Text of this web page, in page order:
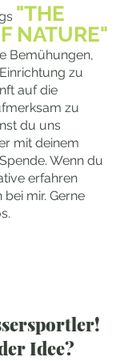
"THE
NATURE"
Bemühungen,
zu
auf die
zu
du uns
mit deinem
Wenn du
erfahren
mir. Gerne
Idee?